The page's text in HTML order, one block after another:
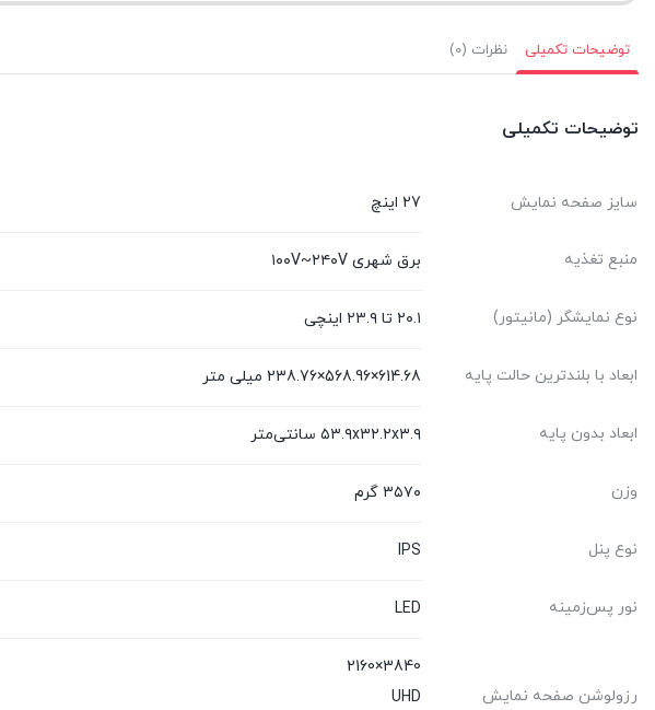
توضیحات تکمیلی نظرات (0)
توضیحات تکمیلی
سایز صفحه نمایش 27 اینچ
منبع تغذیه برق شهری ۱۰۰V~۲۴۰V
نوع نمایشگر (مانیتور) ۲۰.۱ تا ۲۳.۹ اینچی
ابعاد با بلندترین حالت پایه 614.68×568.96×238.76 میلی متر
ابعاد بدون پایه ۵۳.۹x۳۲.۲x۳.۹ سانتی‌متر
وزن ۳۵۷۰ گرم
نوع پنل IPS
نور پس‌زمینه LED
رزولوشن صفحه نمایش
3840×2160
UHD